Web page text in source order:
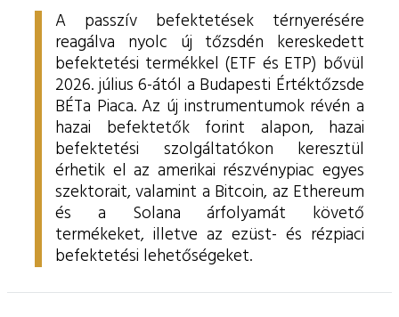
A passzív befektetések térnyerésére
reagálva nyolc új tőzsdén kereskedett
befektetési termékkel (ETF és ETP) bővül
2026. július 6-ától a Budapesti Értéktőzsde
BÉTa Piaca. Az új instrumentumok révén a
hazai befektetők forint alapon, hazai
befektetési szolgáltatókon keresztül
érhetik el az amerikai részvénypiac egyes
szektorait, valamint a Bitcoin, az Ethereum
és a Solana árfolyamát követő
termékeket, illetve az ezüst- és rézpiaci
befektetési lehetőségeket.